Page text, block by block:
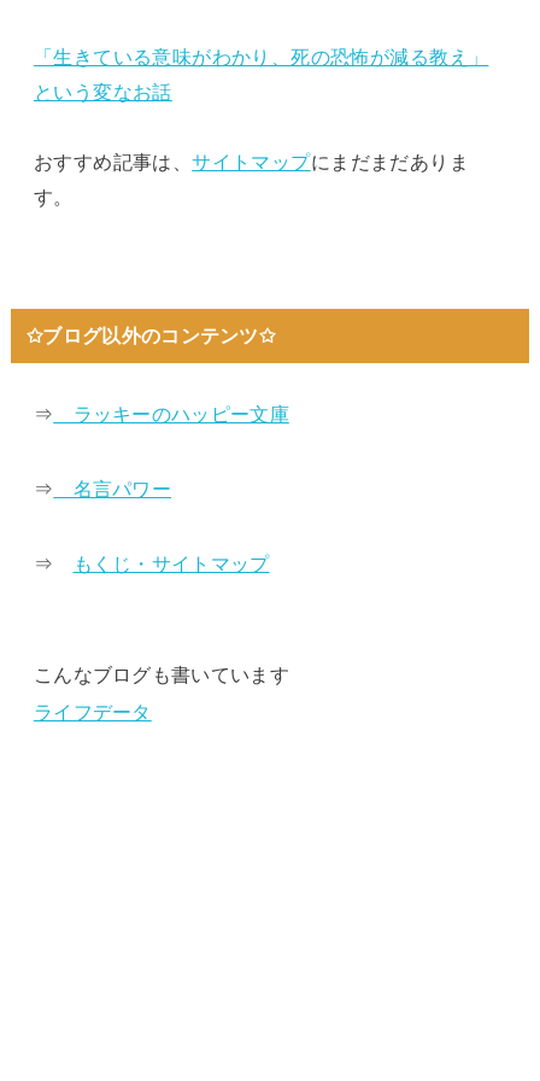
「生きている意味がわかり、死の恐怖が減る教え」
という変なお話
おすすめ記事は、サイトマップにまだまだありま
す。
✩ブログ以外のコンテンツ✩
⇒ ラッキーのハッピー文庫
⇒ 名言パワー
⇒ もくじ・サイトマップ
こんなブログも書いています
ライフデータ